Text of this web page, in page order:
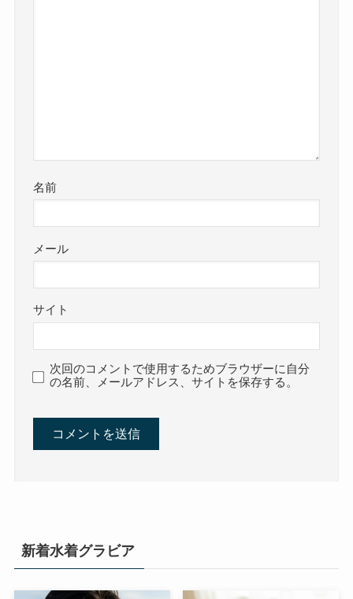
名前
メール
サイト
次回のコメントで使用するためブラウザーに自分
の名前、メールアドレス、サイトを保存する。
新着水着グラビア